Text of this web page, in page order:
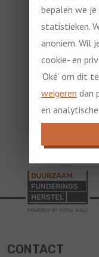
CONTACT
bepalen we je
statistieken.
anoniem. Wil
cookie- en
‘Oké’ om dit
weigeren dan
en